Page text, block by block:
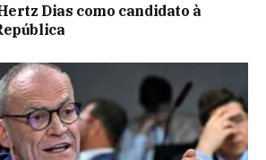
Dias como candidato à